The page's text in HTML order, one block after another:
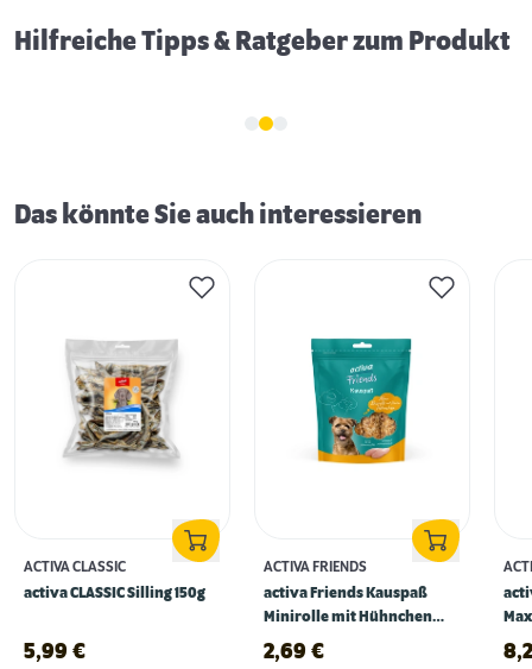
Hilfreiche Tipps & Ratgeber zum Produkt
Das könnte Sie auch interessieren
ACTIVA CLASSIC
activa CLASSIC Silling 150g
5,99 €
ACTIVA FRIENDS
activa Friends Kauspaß
Minirolle mit Hühnchen
90g
2,69 €
315g